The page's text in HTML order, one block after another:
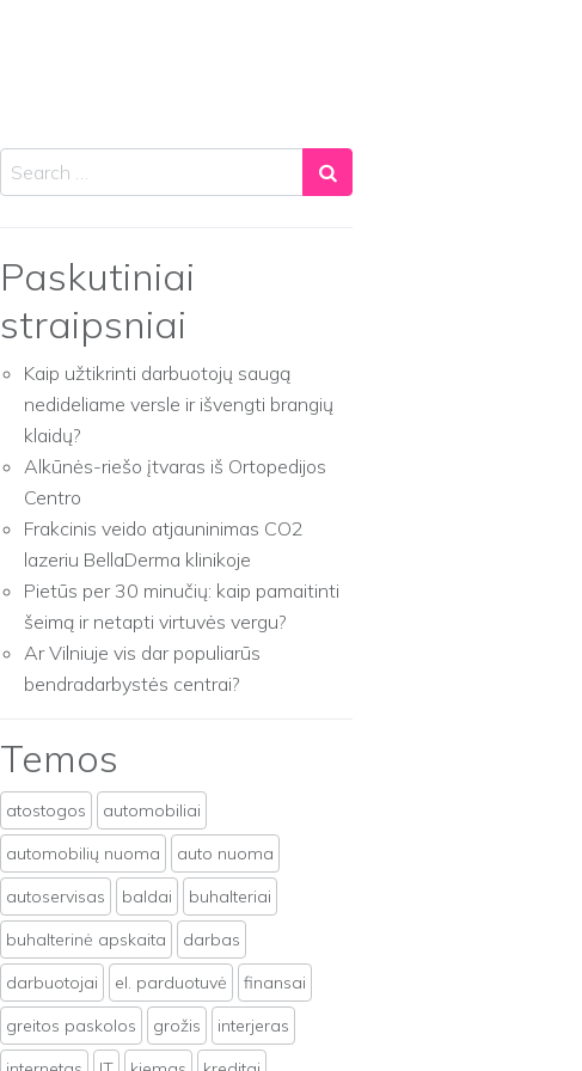
Search
Paskutiniai
straipsniai
Kaip užtikrinti darbuotojų saugą
nedideliame versle ir išvengti brangių
klaidų?
Alkūnės-riešo įtvaras iš Ortopedijos
Centro
Frakcinis veido atjauninimas CO2
lazeriu BellaDerma klinikoje
Pietūs per 30 minučių: kaip pamaitinti
šeimą ir netapti virtuvės vergu?
Ar Vilniuje vis dar populiarūs
bendradarbystės centrai?
Temos
atostogos
automobiliai
automobilių nuoma
auto nuoma
autoservisas
baldai
buhalteriai
buhalterinė apskaita
darbas
darbuotojai
el. parduotuvė
finansai
greitos paskolos
grožis
interjeras